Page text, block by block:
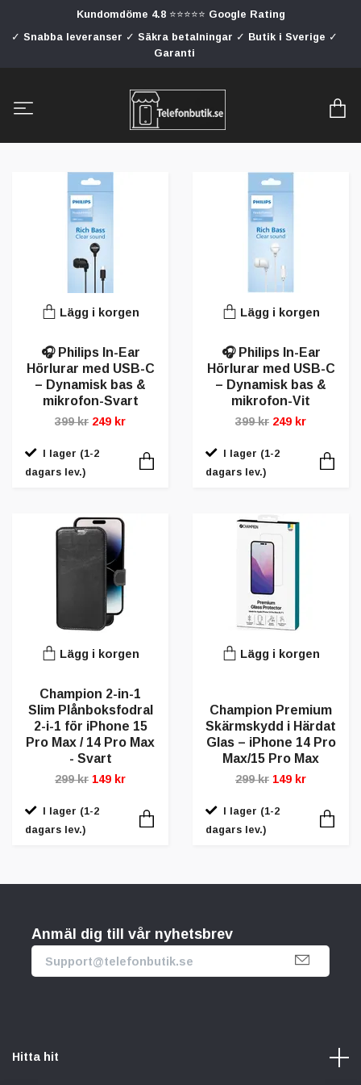
Kundomdöme 4.8 ⭐⭐⭐⭐⭐ Google Rating
✓ Snabba leveranser ✓ Säkra betalningar ✓ Butik i Sverige ✓
Garanti
Lägg i korgen
🎧 Philips In-Ear
Hörlurar med USB-C
– Dynamisk bas &
mikrofon-Svart
399 kr 249 kr
I lager (1-2
dagars lev.)
Lägg i korgen
🎧 Philips In-Ear
Hörlurar med USB-C
– Dynamisk bas &
mikrofon-Vit
399 kr 249 kr
I lager (1-2
dagars lev.)
Lägg i korgen
Champion 2-in-1
Slim Plånboksfodral
2-i-1 för iPhone 15
Pro Max / 14 Pro Max
- Svart
299 kr 149 kr
I lager (1-2
dagars lev.)
Lägg i korgen
Champion Premium
Skärmskydd i Härdat
Glas – iPhone 14 Pro
Max/15 Pro Max
299 kr 149 kr
I lager (1-2
dagars lev.)
Anmäl dig till vår nyhetsbrev
Hitta hit